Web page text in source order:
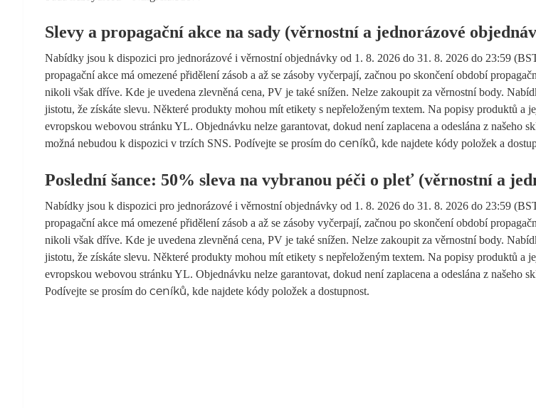
Slevy a propagační akce na sady (věrnostní a jednorázové
Nabídky jsou k dispozici pro jednorázové i věrnostní objednávky od 1. 8. 2026 do 31. 8. 2026 do 23:59
propagační akce má omezené přidělení zásob a až se zásoby vyčerpají, začnou po skončení období
nikoli však dříve. Kde je uvedena zlevněná cena, PV je také snížen. Nelze zakoupit za věrnostní body.
jistotu, že získáte slevu. Některé produkty mohou mít etikety s nepřeloženým textem. Na popisy produktů
evropskou webovou stránku YL. Objednávku nelze garantovat, dokud není zaplacena a odeslána z našeho
možná nebudou k dispozici v trzích SNS. Podívejte se prosím do ceníků, kde najdete kódy položek a
Poslední šance: 50% sleva na vybranou péči o pleť (věrnostní a
Nabídky jsou k dispozici pro jednorázové i věrnostní objednávky od 1. 8. 2026 do 31. 8. 2026 do 23:59
propagační akce má omezené přidělení zásob a až se zásoby vyčerpají, začnou po skončení období
nikoli však dříve. Kde je uvedena zlevněná cena, PV je také snížen. Nelze zakoupit za věrnostní body.
jistotu, že získáte slevu. Některé produkty mohou mít etikety s nepřeloženým textem. Na popisy produktů
evropskou webovou stránku YL. Objednávku nelze garantovat, dokud není zaplacena a odeslána z našeho
Podívejte se prosím do ceníků, kde najdete kódy položek a dostupnost.